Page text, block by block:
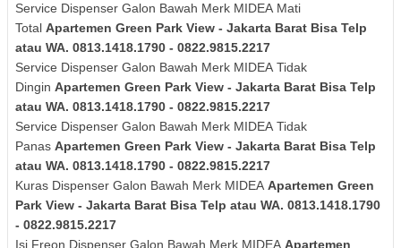
Service Dispenser Galon Bawah Merk MIDEA Mati
Total Apartemen Green Park View - Jakarta Barat Bisa Telp
atau WA. 0813.1418.1790 - 0822.9815.2217
Service Dispenser Galon Bawah Merk MIDEA Tidak
Dingin Apartemen Green Park View - Jakarta Barat Bisa Telp
atau WA. 0813.1418.1790 - 0822.9815.2217
Service Dispenser Galon Bawah Merk MIDEA Tidak
Panas Apartemen Green Park View - Jakarta Barat Bisa Telp
atau WA. 0813.1418.1790 - 0822.9815.2217
Kuras Dispenser Galon Bawah Merk MIDEA Apartemen Green
Park View - Jakarta Barat Bisa Telp atau WA. 0813.1418.1790
- 0822.9815.2217
Isi Freon Dispenser Galon Bawah Merk MIDEA Apartemen